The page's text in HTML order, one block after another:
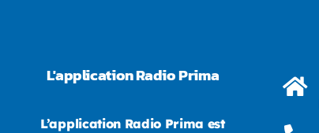
L'application Radio Prima
L’application Radio Prima est